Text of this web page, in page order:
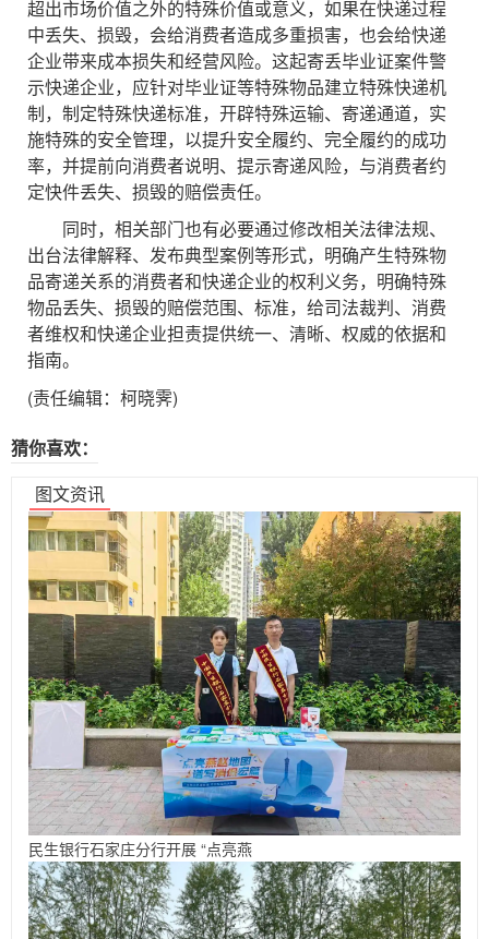
超出市场价值之外的特殊价值或意义，如果在快递过程
中丢失、损毁，会给消费者造成多重损害，也会给快递
企业带来成本损失和经营风险。这起寄丢毕业证案件警
示快递企业，应针对毕业证等特殊物品建立特殊快递机
制，制定特殊快递标准，开辟特殊运输、寄递通道，实
施特殊的安全管理，以提升安全履约、完全履约的成功
率，并提前向消费者说明、提示寄递风险，与消费者约
定快件丢失、损毁的赔偿责任。
同时，相关部门也有必要通过修改相关法律法规、
出台法律解释、发布典型案例等形式，明确产生特殊物
品寄递关系的消费者和快递企业的权利义务，明确特殊
物品丢失、损毁的赔偿范围、标准，给司法裁判、消费
者维权和快递企业担责提供统一、清晰、权威的依据和
指南。
(责任编辑：柯晓霁)
猜你喜欢：
图文资讯
民生银行石家庄分行开展 “点亮燕